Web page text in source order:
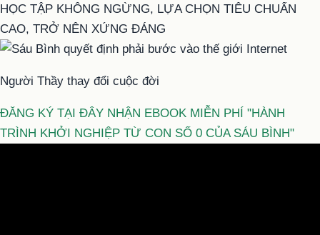
HỌC TẬP KHÔNG NGỪNG, LỰA CHỌN TIÊU CHUẨN
CAO, TRỞ NÊN XỨNG ĐÁNG
Người Thầy thay đổi cuộc đời
ĐĂNG KÝ TẠI ĐÂY NHẬN EBOOK MIỄN PHÍ "HÀNH
TRÌNH KHỞI NGHIỆP TỪ CON SỐ 0 CỦA SÁU BÌNH"